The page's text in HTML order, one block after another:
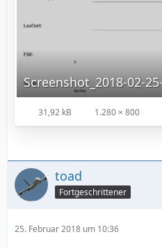
Screenshot_2018-02-
31,92 kB 1.280 × 800
toad
Fortgeschrittener
25. Februar 2018 um 10:36